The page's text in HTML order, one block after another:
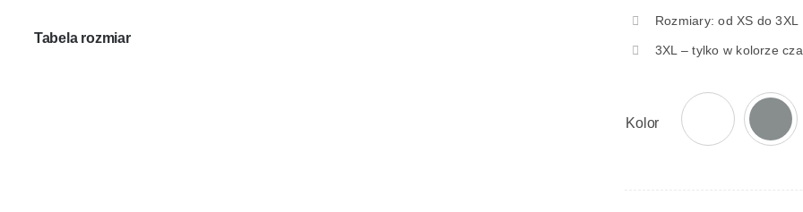
Tabela rozmiar
Rozmiary: od XS do 3XL
3XL – tylko w kolorze
Kolor